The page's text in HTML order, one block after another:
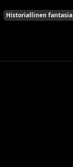
Historiallinen fantasia